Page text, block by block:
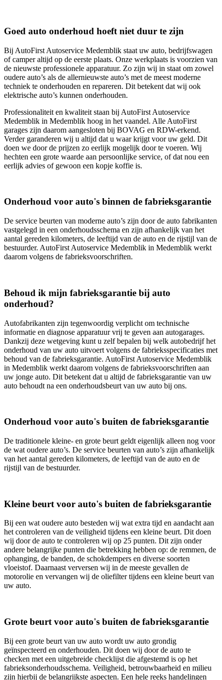
Goed auto onderhoud hoeft niet duur te zijn
Bij AutoFirst Autoservice Medemblik staat uw auto, bedrijfswagen
of camper altijd op de eerste plaats. Onze werkplaats is voorzien van
de nieuwste professionele apparatuur. Zo zijn wij in staat om zowel
oudere auto’s als de allernieuwste auto’s met de meest moderne
techniek te onderhouden en repareren. Dit betekent dat wij ook
elektrische auto’s kunnen onderhouden.
Professionaliteit en kwaliteit staan bij AutoFirst Autoservice
Medemblik in Medemblik hoog in het vaandel. Alle AutoFirst
garages zijn daarom aangesloten bij BOVAG en RDW-erkend.
Verder garanderen wij u altijd dat u waar krijgt voor uw geld. Dit
doen we door de prijzen zo eerlijk mogelijk door te voeren. Wij
hechten een grote waarde aan persoonlijke service, of dat nou een
eerlijk advies of gewoon een kopje koffie is.
Onderhoud voor auto's binnen de fabrieksgarantie
De service beurten van moderne auto’s zijn door de auto fabrikanten
vastgelegd in een onderhoudsschema en zijn afhankelijk van het
aantal gereden kilometers, de leeftijd van de auto en de rijstijl van de
bestuurder. AutoFirst Autoservice Medemblik in Medemblik werkt
daarom volgens de fabrieksvoorschriften.
Behoud ik mijn fabrieksgarantie bij auto
onderhoud?
Autofabrikanten zijn tegenwoordig verplicht om technische
informatie en diagnose apparatuur vrij te geven aan autogarages.
Dankzij deze wetgeving kunt u zelf bepalen bij welk autobedrijf het
onderhoud van uw auto uitvoert volgens de fabrieksspecificaties met
behoud van de fabrieksgarantie. AutoFirst Autoservice Medemblik
in Medemblik werkt daarom volgens de fabrieksvoorschriften aan
uw jonge auto. Dit betekent dat u altijd de fabrieksgarantie van uw
auto behoudt na een onderhoudsbeurt van uw auto bij ons.
Onderhoud voor auto's buiten de fabrieksgarantie
De traditionele kleine- en grote beurt geldt eigenlijk alleen nog voor
de wat oudere auto’s. De service beurten van auto’s zijn afhankelijk
van het aantal gereden kilometers, de leeftijd van de auto en de
rijstijl van de bestuurder.
Kleine beurt voor auto's buiten de fabrieksgarantie
Bij een wat oudere auto besteden wij wat extra tijd en aandacht aan
het controleren van de veiligheid tijdens een kleine beurt. Dit doen
wij door de auto te controleren wij op 25 punten. Dit zijn onder
andere belangrijke punten die betrekking hebben op: de remmen, de
ophanging, de banden, de schokdempers en diverse soorten
vloeistof. Daarnaast verversen wij in de meeste gevallen de
motorolie en vervangen wij de oliefilter tijdens een kleine beurt van
uw auto.
Grote beurt voor auto's buiten de fabrieksgarantie
Bij een grote beurt van uw auto wordt uw auto grondig
geïnspecteerd en onderhouden. Dit doen wij door de auto te
checken met een uitgebreide checklijst die afgestemd is op het
fabrieksonderhoudsschema. Veiligheid, betrouwbaarheid en milieu
zijn hierbij de belangrijkste aspecten. Een hele reeks handelingen